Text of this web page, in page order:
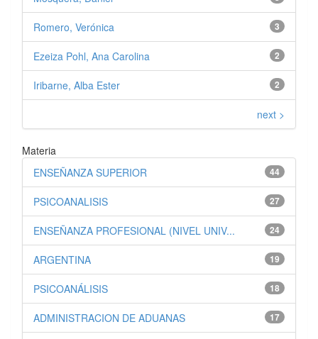
3
Romero, Verónica
2
Ezeiza Pohl, Ana Carolina
2
Iribarne, Alba Ester
next >
Materia
44
ENSEÑANZA SUPERIOR
27
PSICOANALISIS
24
ENSEÑANZA PROFESIONAL (NIVEL UNIV...
19
ARGENTINA
18
PSICOANÁLISIS
17
ADMINISTRACION DE ADUANAS